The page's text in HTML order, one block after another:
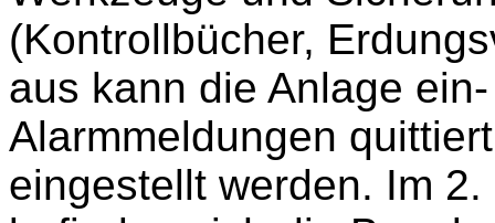
(Kontrollbücher,
aus kann die Anlage
Alarmmeldungen
eingestellt werden. Im